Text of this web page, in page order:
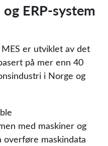
ERP-system
er utviklet av det
på mer enn 40
i Norge og
med maskiner og
maskindata